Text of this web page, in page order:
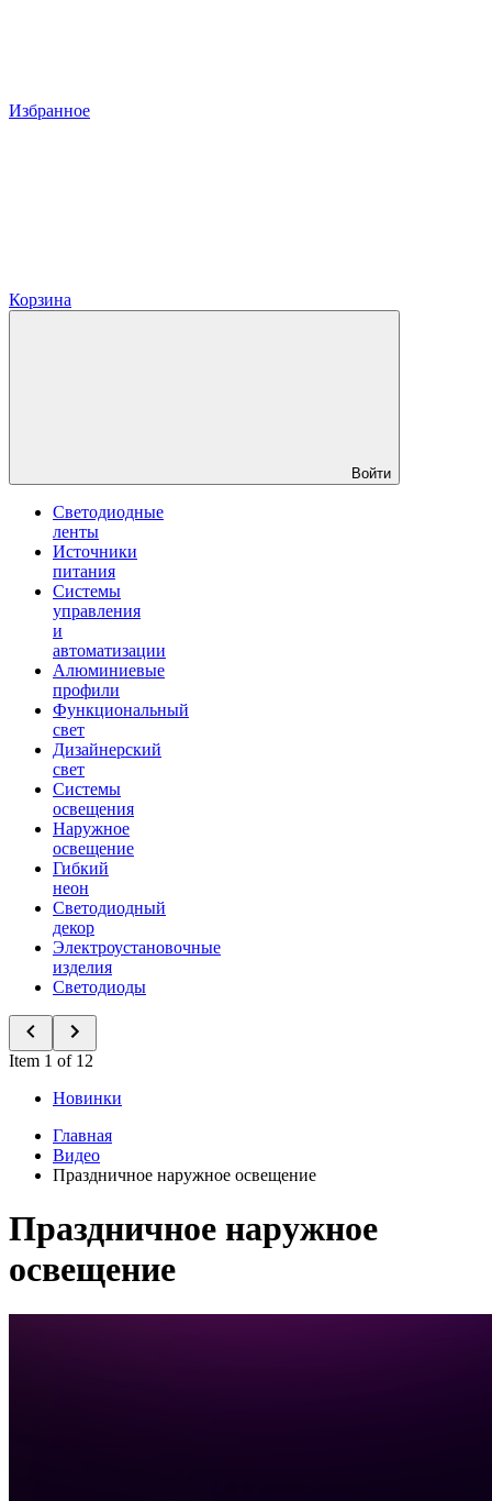
Избранное
Корзина
Войти
Светодиодные
ленты
Источники
питания
Системы
управления
и
автоматизации
Алюминиевые
профили
Функциональный
свет
Дизайнерский
свет
Системы
освещения
Наружное
освещение
Гибкий
неон
Светодиодный
декор
Электроустановочные
изделия
Светодиоды
Item 1 of 12
Новинки
Главная
Видео
Праздничное наружное освещение
Праздничное наружное
освещение